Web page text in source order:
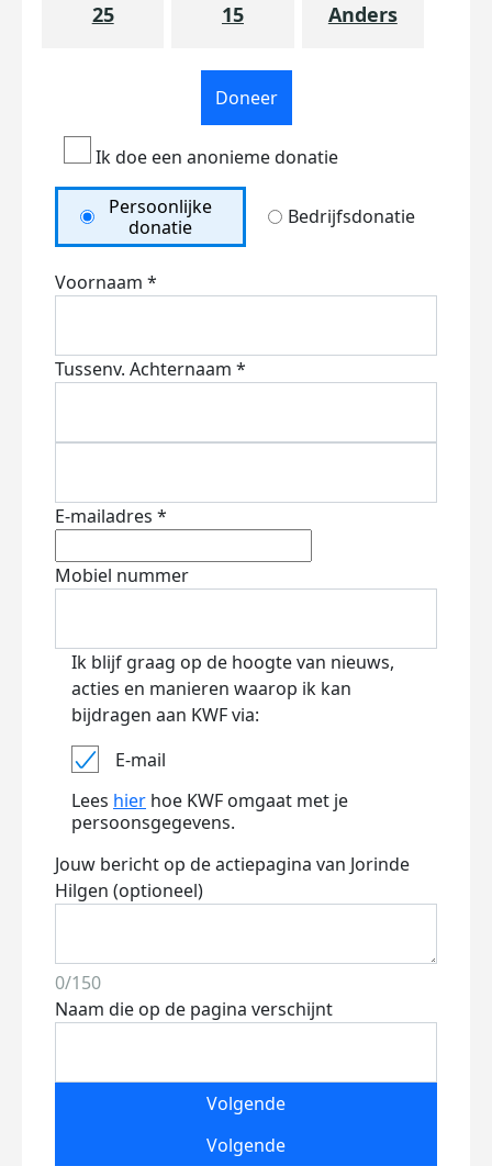
25 15 Anders
Doneer
Ik doe een anonieme donatie
Persoonlijke
donatie
Bedrijfsdonatie
Voornaam *
Tussenv. Achternaam *
E-mailadres *
Mobiel nummer
Ik blijf graag op de hoogte van nieuws,
acties en manieren waarop ik kan
bijdragen aan KWF via:
E-mail
Lees hier hoe KWF omgaat met je
persoonsgegevens.
Jouw bericht op de actiepagina van Jorinde
Hilgen (optioneel)
0/150
Naam die op de pagina verschijnt
Volgende
Volgende